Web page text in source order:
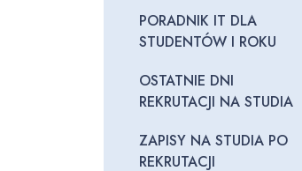
PORADNIK IT DLA
STUDENTÓW I ROKU
OSTATNIE DNI
REKRUTACJI NA STUDIA
ZAPISY NA STUDIA PO
REKRUTACJI